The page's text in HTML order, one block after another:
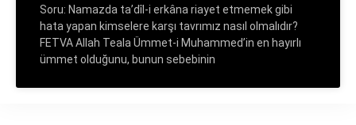
Soru: Namazda ta’dîl-i erkâna riayet etmemek gibi
hata yapan kimselere karşı tavrımız nasıl olmalıdır?
FETVA Allah Teala Ümmet-i Muhammed’in en hayırlı
ümmet olduğunu, bunun sebebinin